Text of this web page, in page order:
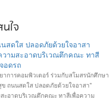
ใจ
สดใส ปลอดภัยด้วยใจอาสา
วามสะอาดบริเวณตึกคณะ ทาสี
อดรถ
การคอมพิวเตอร์ ร่วมกับสโมสรนักศึกษา
ถนนสดใส ปลอดภัยด้วยใจอาสา"
ะอาดบริเวณตึกคณะ ทาสีเพื่อความ